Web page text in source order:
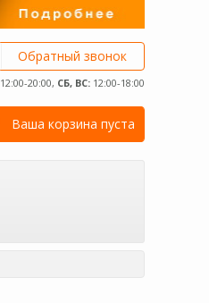
Обратный звонок
12:00-20:00, СБ, ВС: 12:00-18:00
Ваша корзина пуста